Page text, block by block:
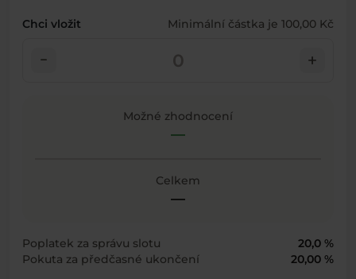
Chci vložit Minimální částka je 100,00 Kč
check_indeterminate_small add
Možné zhodnocení
—
Celkem
—
Poplatek za správu slotu
20,0 %
Pokuta za předčasné ukončení
20,00 %